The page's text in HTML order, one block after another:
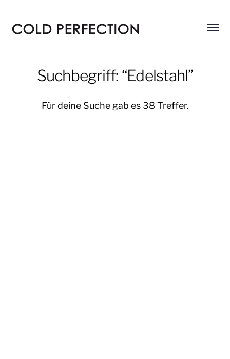
Menü
Suchbegriff: “Edelstahl”
Für deine Suche gab es 38 Treffer.